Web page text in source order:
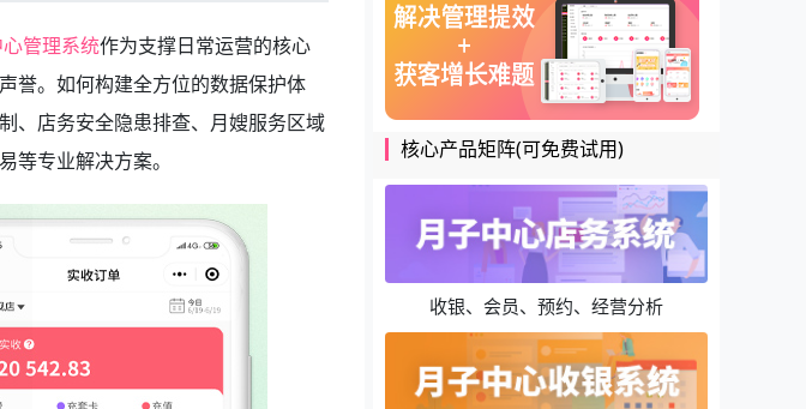
管理系统作为支撑日常运营的核心
誉。如何构建全方位的数据保护体
、店务安全隐患排查、月嫂服务区域
等专业解决方案。
核心产品矩阵(可免费试用)
收银、会员、预约、经营分析